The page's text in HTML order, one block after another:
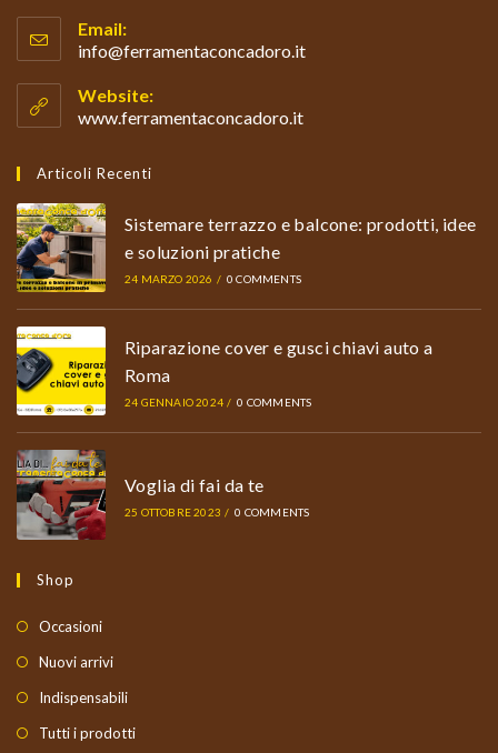
in
your
application
Email:
info@ferramentaconcadoro.itOpens
Website:
www.ferramentaconcadoro.it
Articoli Recenti
Sistemare terrazzo e balcone: prodotti, idee
e soluzioni pratiche
24 MARZO 2026 / 0 COMMENTS
Riparazione cover e gusci chiavi auto a
Roma
24 GENNAIO 2024 / 0 COMMENTS
Voglia di fai da te
25 OTTOBRE 2023 / 0 COMMENTS
Shop
Occasioni
Nuovi arrivi
Indispensabili
Tutti i prodotti